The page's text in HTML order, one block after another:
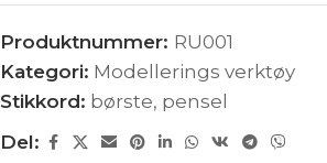
Produktnummer: RU001
Kategori: Modellerings verktøy
Stikkord: børste, pensel
Del: